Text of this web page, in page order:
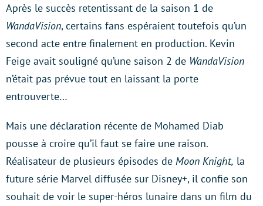
Après le succès retentissant de la saison 1 de
WandaVision, certains fans espéraient toutefois qu’un
second acte entre finalement en production. Kevin
Feige avait souligné qu’une saison 2 de WandaVision
n’était pas prévue tout en laissant la porte
entrouverte…
Mais une déclaration récente de Mohamed Diab
pousse à croire qu’il faut se faire une raison.
Réalisateur de plusieurs épisodes de Moon Knight, la
future série Marvel diffusée sur Disney+, il confie son
souhait de voir le super-héros lunaire dans un film du